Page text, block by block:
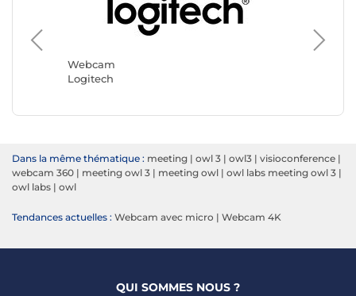
Webcam
Logitech
Yealink
Dans la même thématique : meeting | owl 3 | owl3 | visioconference |
webcam 360 | meeting owl 3 | meeting owl | owl labs meeting owl 3 |
owl labs | owl
Tendances actuelles : Webcam avec micro | Webcam 4K
QUI SOMMES NOUS ?